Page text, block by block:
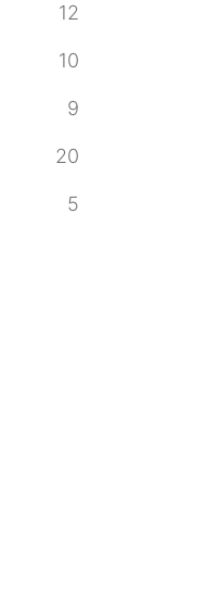
12
10
9
20
5